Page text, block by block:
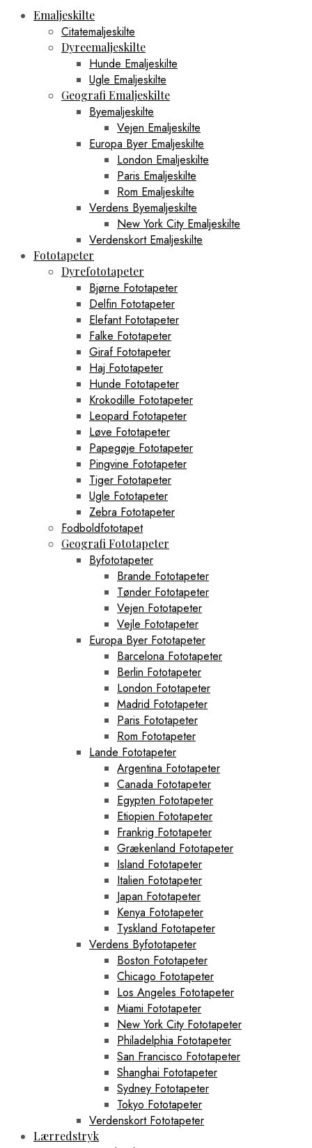
Emaljeskilte
Citatemaljeskilte
Dyreemaljeskilte
Hunde Emaljeskilte
Ugle Emaljeskilte
Geografi Emaljeskilte
Byemaljeskilte
Vejen Emaljeskilte
Europa Byer Emaljeskilte
London Emaljeskilte
Paris Emaljeskilte
Rom Emaljeskilte
Verdens Byemaljeskilte
New York City Emaljeskilte
Verdenskort Emaljeskilte
Fototapeter
Dyrefototapeter
Bjørne Fototapeter
Delfin Fototapeter
Elefant Fototapeter
Falke Fototapeter
Giraf Fototapeter
Haj Fototapeter
Hunde Fototapeter
Krokodille Fototapeter
Leopard Fototapeter
Løve Fototapeter
Papegøje Fototapeter
Pingvine Fototapeter
Tiger Fototapeter
Ugle Fototapeter
Zebra Fototapeter
Fodboldfototapet
Geografi Fototapeter
Byfototapeter
Brande Fototapeter
Tønder Fototapeter
Vejen Fototapeter
Vejle Fototapeter
Europa Byer Fototapeter
Barcelona Fototapeter
Berlin Fototapeter
London Fototapeter
Madrid Fototapeter
Paris Fototapeter
Rom Fototapeter
Lande Fototapeter
Argentina Fototapeter
Canada Fototapeter
Egypten Fototapeter
Etiopien Fototapeter
Frankrig Fototapeter
Grækenland Fototapeter
Island Fototapeter
Italien Fototapeter
Japan Fototapeter
Kenya Fototapeter
Tyskland Fototapeter
Verdens Byfototapeter
Boston Fototapeter
Chicago Fototapeter
Los Angeles Fototapeter
Miami Fototapeter
New York City Fototapeter
Philadelphia Fototapeter
San Francisco Fototapeter
Shanghai Fototapeter
Sydney Fototapeter
Tokyo Fototapeter
Verdenskort Fototapeter
Lærredstryk